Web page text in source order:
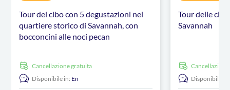
Tour del cibo con 5 degustazioni nel
quartiere storico di Savannah, con
bocconcini alle noci pecan
Cancellazione gratuita
Disponibile in: En
Tour delle
Savannah
Disponibile in: